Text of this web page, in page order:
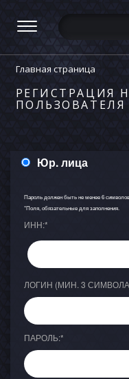
Главная страница
РЕГИСТРАЦИЯ
ПОЛЬЗОВАТЕЛЯ
Юр. лица
Пароль должен быть не менее 6
*Поля, обязательные для заполнения.
ИНН:*
ЛОГИН (МИН. 3
ПАРОЛЬ:*